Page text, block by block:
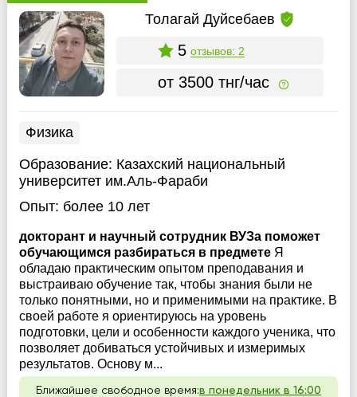
Толагай Дуйсебаев
5 отзывов: 2
от 3500 тнг/час
Физика
Образование: Казахский национальный
университет им.Аль-Фараби
Опыт: более 10 лет
докторант и научный сотрудник ВУЗа поможет
обучающимся разбираться в предмете Я
обладаю практическим опытом преподавания и
выстраиваю обучение так, чтобы знания были не
только понятными, но и применимыми на практике. В
своей работе я ориентируюсь на уровень
подготовки, цели и особенности каждого ученика, что
позволяет добиваться устойчивых и измеримых
результатов. Основу м...
Ближайшее свободное время:в понедельник в 16:00